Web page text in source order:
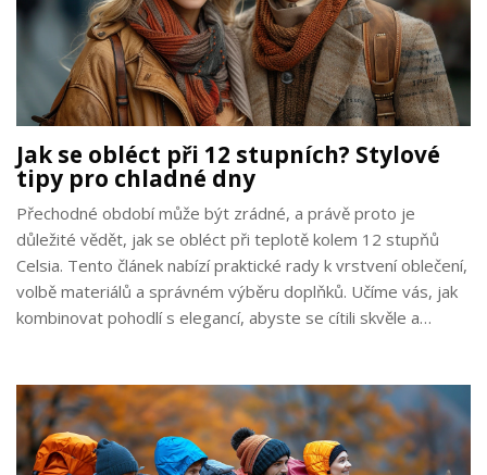
Jak se obléct při 12 stupních? Stylové
tipy pro chladné dny
Přechodné období může být zrádné, a právě proto je
důležité vědět, jak se obléct při teplotě kolem 12 stupňů
Celsia. Tento článek nabízí praktické rady k vrstvení oblečení,
volbě materiálů a správném výběru doplňků. Učíme vás, jak
kombinovat pohodlí s elegancí, abyste se cítili skvěle a